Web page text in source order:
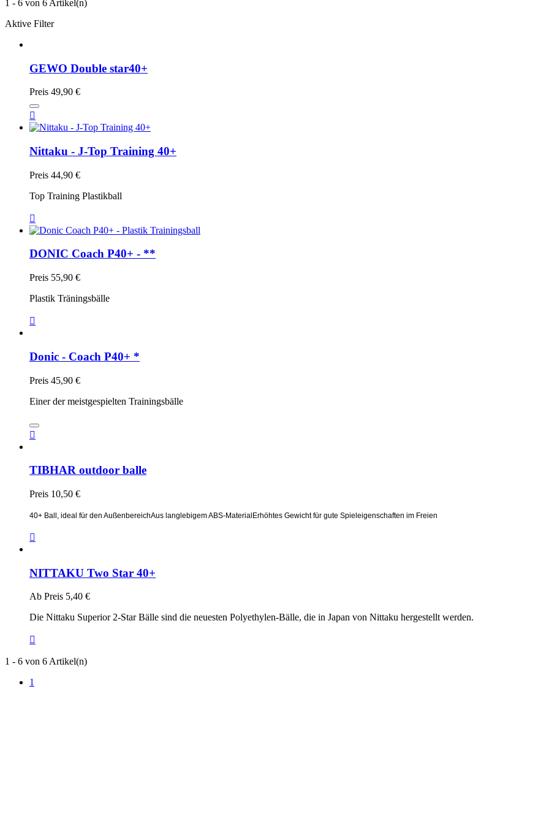
1 - 6 von 6 Artikel(n)
Aktive Filter
GEWO Double star40+
Preis 49,90 €

Nittaku - J-Top Training 40+
Preis 44,90 €
Top Training Plastikball

DONIC Coach P40+ - **
Preis 55,90 €
Plastik Träningsbälle

Donic - Coach P40+ *
Preis 45,90 €
Einer der meistgespielten Trainingsbälle

TIBHAR outdoor balle
Preis 10,50 €
40+ Ball, ideal für den AußenbereichAus langlebigem ABS-MaterialErhöhtes Gewicht für gute Spieleigenschaften im Freien

NITTAKU Two Star 40+
Ab Preis 5,40 €
Die Nittaku Superior 2-Star Bälle sind die neuesten Polyethylen-Bälle, die in Japan von Nittaku hergestellt werden.

1 - 6 von 6 Artikel(n)
1